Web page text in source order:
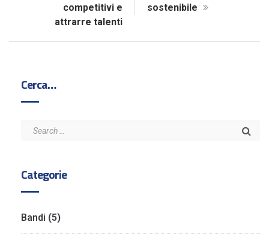
competitivi e
attrarre talenti
sostenibile
Cerca…
Categorie
Bandi (5)